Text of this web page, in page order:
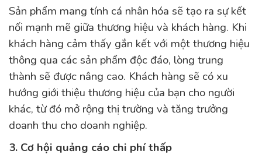
Sản phẩm mang tính cá nhân hóa sẽ tạo ra sự kết
nối mạnh mẽ giữa thương hiệu và khách hàng. Khi
khách hàng cảm thấy gắn kết với một thương hiệu
thông qua các sản phẩm độc đáo, lòng trung
thành sẽ được nâng cao. Khách hàng sẽ có xu
hướng giới thiệu thương hiệu của bạn cho người
khác, từ đó mở rộng thị trường và tăng trưởng
doanh thu cho doanh nghiệp.
3. Cơ hội quảng cáo chi phí thấp